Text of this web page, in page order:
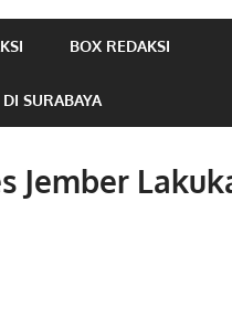
BOX REDAKSI
SURABAYA
Jember